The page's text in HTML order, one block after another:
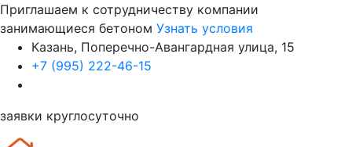
Приглашаем к сотрудничеству компании
занимающиеся бетоном Узнать условия
Казань, Поперечно-Авангардная улица, 15
+7 (995) 222-46-15
заявки круглосуточно